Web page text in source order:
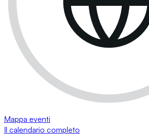
Mappa eventi
Il calendario completo